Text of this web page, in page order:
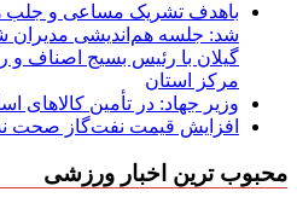
باهدف تشریک مساعی و جلب
شد: جلسه هم‌اندیشی مدیران
گیلان با رئیس بسیج اصناف و
مركز استان
وزیر جهاد: در تأمین کالاهای
افزایش قیمت نفت‌گاز صحت
محبوب ترین اخبار ورزشی